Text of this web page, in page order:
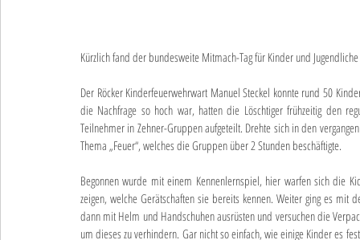
Kürzlich fand der bundesweite Mitmach-Tag für Kinder und
Der Röcker Kinderfeuerwehrwart Manuel Steckel konnte rund 50
die Nachfrage so hoch war, hatten die Löschtiger frühzeitig den
Teilnehmer in Zehner-Gruppen aufgeteilt. Drehte sich in den
Thema „Feuer“, welches die Gruppen über 2 Stunden beschäftigte.
Begonnen wurde mit einem Kennenlernspiel, hier warfen sich die
zeigen, welche Gerätschaften sie bereits kennen. Weiter ging es mit
dann mit Helm und Handschuhen ausrüsten und versuchen die
um dieses zu verhindern. Gar nicht so einfach, wie einige Kinder es